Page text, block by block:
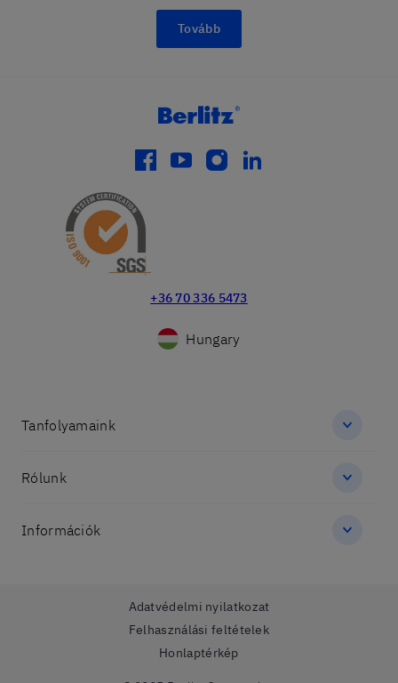
Tovább
facebook
youtube
instagram
linkedin
+36 70 336 5473
Hungary
Tanfolyamaink
Rólunk
Információk
Adatvédelmi nyilatkozat
Felhasználási feltételek
Honlaptérkép